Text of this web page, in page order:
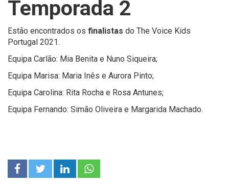
Temporada 2
Estão encontrados os finalistas do The Voice Kids
Portugal 2021.
Equipa Carlão: Mia Benita e Nuno Siqueira;
Equipa Marisa: Maria Inês e Aurora Pinto;
Equipa Carolina: Rita Rocha e Rosa Antunes;
Equipa Fernando: Simão Oliveira e Margarida Machado.